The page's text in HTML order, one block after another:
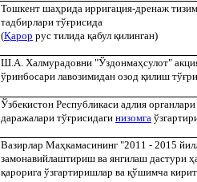
Тошкент шаҳрида ирригация-дренаж
тадбирлари тўғрисида
(Қарор рус тилида қабул қилинган)
Ш.А. Халмурадовни "Ўздонмаҳсулот"
ўринбосари лавозимидан озод қилиш тўғ
Ўзбекистон Республикаси адлия
даражалари тўғрисидаги низомга
Вазирлар Маҳкамасининг "2011 - 2015
замонавийлаштириш ва янгилаш дастури ҳ
қарорига ўзгартиришлар ва қўшимча